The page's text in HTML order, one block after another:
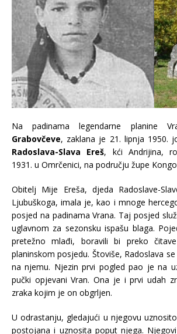
Na padinama legendarne planine
Grabovčeve, zaklana je 21. lipnja 1950.
Radoslava-Slava Ereš, kći Andrijina,
1931. u Omrčenici, na području župe
Obitelj Mije Ereša, djeda Radoslave-
Ljubuškoga, imala je, kao i mnoge
posjed na padinama Vrana. Taj posjed
uglavnom za sezonsku ispašu blaga.
pretežno mlađi, boravili bi preko
planinskom posjedu. Štoviše, Radoslava
na njemu. Njezin prvi pogled pao je na
pučki opjevani Vran. Ona je i prvi udah
zraka kojim je on obgrljen.
U odrastanju, gledajući u njegovu
postojana i uznosita poput njega.